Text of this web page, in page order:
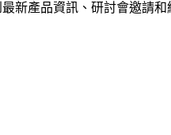
新產品資訊、研討會邀請和